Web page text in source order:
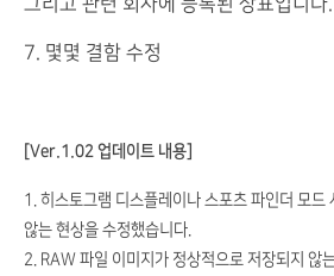
7. 몇몇 결함 수정
[Ver.1.02 업데이트 내용]
1. 히스토그램 디스플레이나 스포츠 파인더 모드
않는 현상을 수정했습니다.
2. RAW 파일 이미지가 정상적으로 저장되지 않